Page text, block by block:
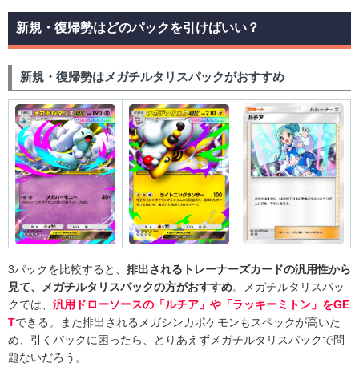
新規・復帰勢はどのパックを引けばいい？
新規・復帰勢はメガチルタリスパックがおすすめ
3パックを比較すると、 排出されるトレーナーズカードの汎用性から
見て、メガチルタリスパックの方がおすすめ。メガチルタリスパッ
クでは、 汎用ドローソースの「ルチア」や「ラッキーミトン」をGE
Tできる。また排出されるメガシンカポケモンもスペックが高いた
め、引くパックに困ったら、とりあえずメガチルタリスパックで問
題ないだろう。